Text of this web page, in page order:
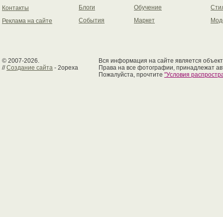
Контакты
Реклама на сайте
Блоги
События
Обучение
Маркет
© 2007-2026.
//Создание сайта - 2opexa
Вся информация на сайте является
Права на все фотографии, принадлежат
Пожалуйста, прочтите "Условия